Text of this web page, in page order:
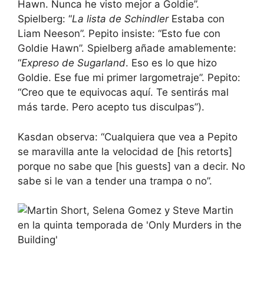
Hawn. Nunca he visto mejor a Goldie”.
Spielberg: “La lista de SchindlerEstaba con
Liam Neeson”. Pepito insiste: “Esto fue con
Goldie Hawn”. Spielberg añade amablemente:
“Expreso de Sugarland. Eso es lo que hizo
Goldie. Ese fue mi primer largometraje”. Pepito:
“Creo que te equivocas aquí. Te sentirás mal
más tarde. Pero acepto tus disculpas”).
Kasdan observa: “Cualquiera que vea a Pepito
se maravilla ante la velocidad de [his retorts]
porque no sabe que [his guests] van a decir. No
sabe si le van a tender una trampa o no”.